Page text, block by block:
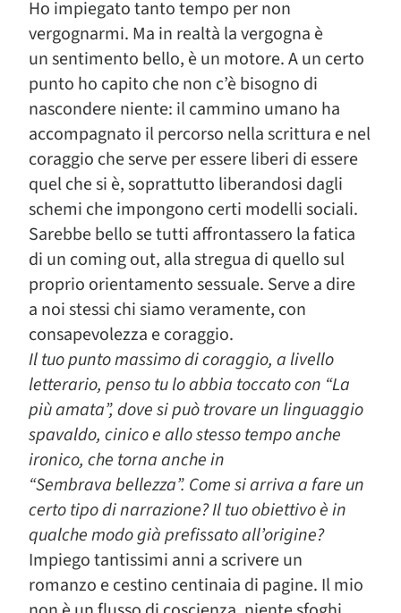
Ho impiegato tanto tempo per non
vergognarmi. Ma in realtà la vergogna è
un sentimento bello, è un motore. A un certo
punto ho capito che non c’è bisogno di
nascondere niente: il cammino umano ha
accompagnato il percorso nella scrittura e nel
coraggio che serve per essere liberi di essere
quel che si è, soprattutto liberandosi dagli
schemi che impongono certi modelli sociali.
Sarebbe bello se tutti affrontassero la fatica
di un coming out, alla stregua di quello sul
proprio orientamento sessuale. Serve a dire
a noi stessi chi siamo veramente, con
consapevolezza e coraggio.
Il tuo punto massimo di coraggio, a livello
letterario, penso tu lo abbia toccato con “La
più amata”, dove si può trovare un linguaggio
spavaldo, cinico e allo stesso tempo anche
ironico, che torna anche in
“Sembravabellezza”. Come si arriva a fare un
certo tipo di narrazione? Il tuo obiettivo è in
qualche modo già prefissato all’origine?
Impiego tantissimi anni a scrivere un
romanzo e cestino centinaia di pagine. Il mio